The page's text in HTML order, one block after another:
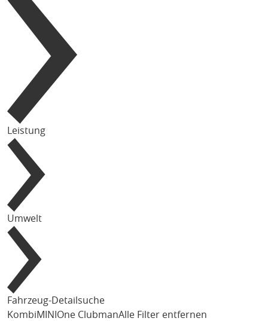
Leistung
Umwelt
Fahrzeug-Detailsuche
KombiMINIOne ClubmanAlle Filter entfernen